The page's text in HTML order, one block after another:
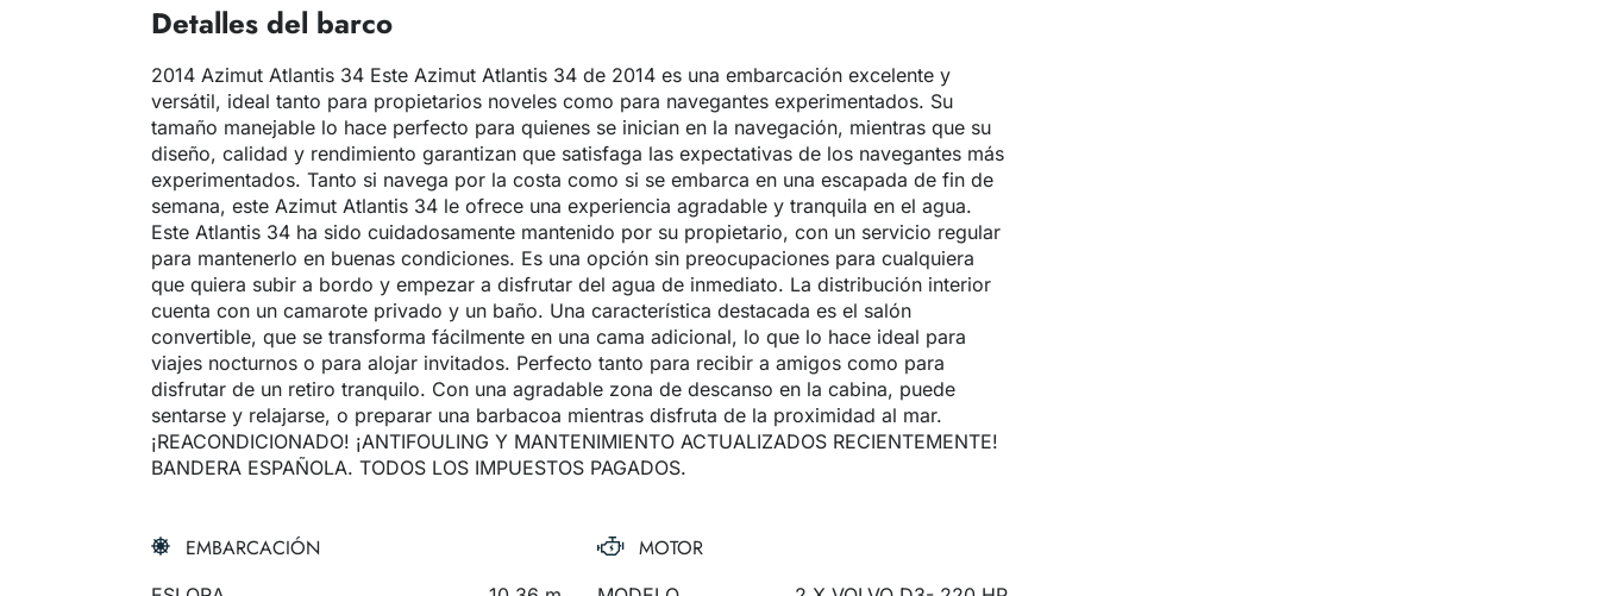
Detalles del barco
2014 Azimut Atlantis 34 Este Azimut Atlantis 34 de 2014 es una embarcación excelente y
versátil, ideal tanto para propietarios noveles como para navegantes experimentados. Su
tamaño manejable lo hace perfecto para quienes se inician en la navegación, mientras que su
diseño, calidad y rendimiento garantizan que satisfaga las expectativas de los navegantes más
experimentados. Tanto si navega por la costa como si se embarca en una escapada de fin de
semana, este Azimut Atlantis 34 le ofrece una experiencia agradable y tranquila en el agua.
Este Atlantis 34 ha sido cuidadosamente mantenido por su propietario, con un servicio regular
para mantenerlo en buenas condiciones. Es una opción sin preocupaciones para cualquiera
que quiera subir a bordo y empezar a disfrutar del agua de inmediato. La distribución interior
cuenta con un camarote privado y un baño. Una característica destacada es el salón
convertible, que se transforma fácilmente en una cama adicional, lo que lo hace ideal para
viajes nocturnos o para alojar invitados. Perfecto tanto para recibir a amigos como para
disfrutar de un retiro tranquilo. Con una agradable zona de descanso en la cabina, puede
sentarse y relajarse, o preparar una barbacoa mientras disfruta de la proximidad al mar.
¡REACONDICIONADO! ¡ANTIFOULING Y MANTENIMIENTO ACTUALIZADOS RECIENTEMENTE!
BANDERA ESPAÑOLA. TODOS LOS IMPUESTOS PAGADOS.
EMBARCACIÓN MOTOR